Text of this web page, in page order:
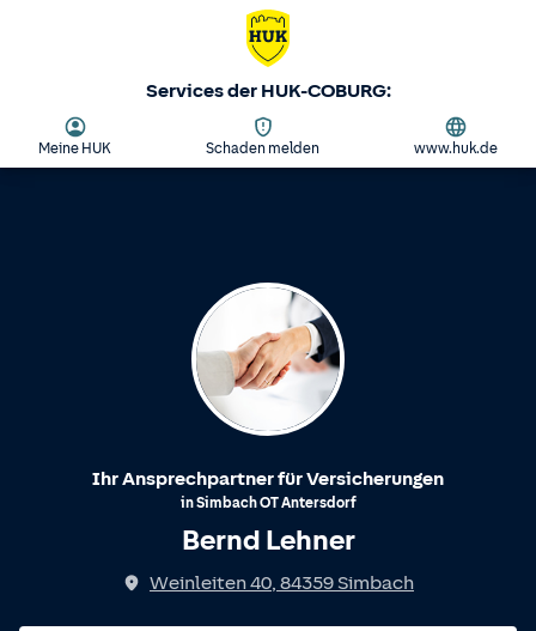
Services der HUK-COBURG:
Meine HUK Schaden melden www.huk.de
Ihr Ansprechpartner für Versicherungen
inSimbachOTAntersdorf
Bernd Lehner
Weinleiten 40, 84359 Simbach